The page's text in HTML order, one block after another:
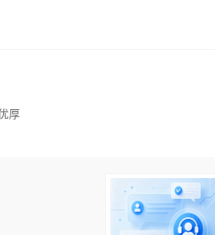
厚